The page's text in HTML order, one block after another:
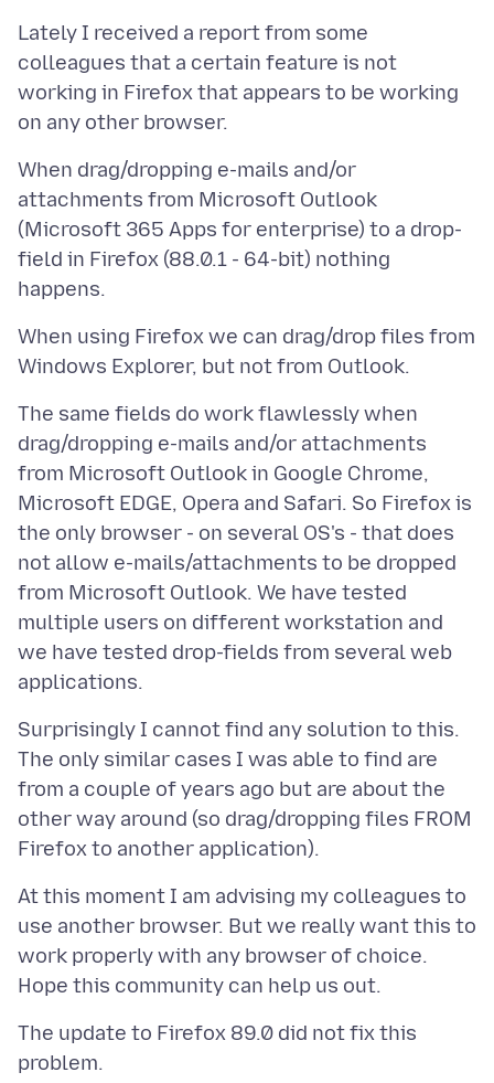
Lately I received a report from some
colleagues that a certain feature is not
working in Firefox that appears to be working
When drag/dropping e-mails and/or
attachments from Microsoft Outlook
(Microsoft 365 Apps for enterprise) to a drop-
field in Firefox (88.0.1 - 64-bit) nothing
When using Firefox we can drag/drop files from
The same fields do work flawlessly when
drag/dropping e-mails and/or attachments
from Microsoft Outlook in Google Chrome,
Microsoft EDGE, Opera and Safari. So Firefox is
the only browser - on several OS's - that does
not allow e-mails/attachments to be dropped
from Microsoft Outlook. We have tested
multiple users on different workstation and
we have tested drop-fields from several web
Surprisingly I cannot find any solution to this.
The only similar cases I was able to find are
from a couple of years ago but are about the
other way around (so drag/dropping files FROM
At this moment I am advising my colleagues to
use another browser. But we really want this to
work properly with any browser of choice.
The update to Firefox 89.0 did not fix this